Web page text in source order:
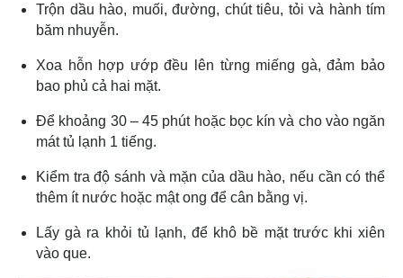
Trộn dầu hào, muối, đường, chút tiêu, tỏi và hành tím
băm nhuyễn.
Xoa hỗn hợp ướp đều lên từng miếng gà, đảm bảo
bao phủ cả hai mặt.
Để khoảng 30 – 45 phút hoặc bọc kín và cho vào ngăn
mát tủ lạnh 1 tiếng.
Kiểm tra độ sánh và mặn của dầu hào, nếu cần có thể
thêm ít nước hoặc mật ong để cân bằng vị.
Lấy gà ra khỏi tủ lạnh, để khô bề mặt trước khi xiên
vào que.